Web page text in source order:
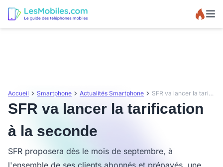
Accueil Smartphone Actualités Smartphone SFR va lancer la tarification à la seconde
SFR va lancer la tarification
à la seconde
SFR proposera dès le mois de septembre, à
l'ensemble de ses clients abonnés et prépayés, une